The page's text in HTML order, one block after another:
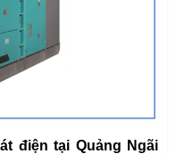
điện tại Quảng Ngãi